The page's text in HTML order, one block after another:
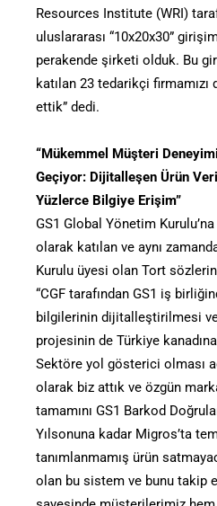
Resources Institute (WRI)
uluslararası “10x20x30”
perakende şirketi olduk. Bu
katılan 23 tedarikçi
ettik” dedi.
“Mükemmel Müşteri
Geçiyor: Dijitalleşen Ürün
Yüzlerce Bilgiye Erişim”
GS1 Global Yönetim
olarak katılan ve aynı
Kurulu üyesi olan Tort
“CGF tarafından GS1 iş
bilgilerinin dijitalleştirilmesi ve
projesinin de Türkiye
Sektöre yol gösterici olması
olarak biz attık ve özgün
tamamını GS1 Barkod
Yılsonuna kadar Migros’ta
tanımlanmamış ürün
olan bu sistem ve bunu takip